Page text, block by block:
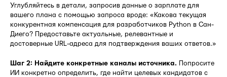
Углубляйтесь в детали, запросив данные о зарплате для
вашего плана с помощью запроса вроде: «Какова текущая
конкурентная компенсация для разработчиков Python в Сан-
Диего? Предоставьте актуальные, релевантные и
достоверные URL-адреса для подтверждения ваших ответов.»
Шаг 2: Найдите конкретные каналы источника. Попросите
ИИ конкретно определить, где найти целевых кандидатов с